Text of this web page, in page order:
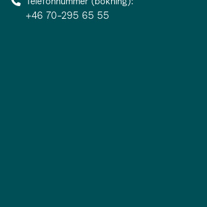
+46 70-295 65 55